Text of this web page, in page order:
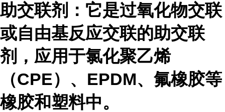
助交联剂：它是过氧化物交联
或自由基反应交联的助交联
剂，应用于氯化聚乙烯
（CPE）、EPDM、氟橡胶等
橡胶和塑料中。